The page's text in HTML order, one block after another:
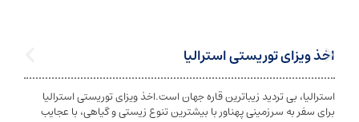
توریستی استرالیا
تردید زیباترین قاره جهان است.اخذ ویزای توریستی استرالیا
سرزمینی پهناور با بیشترین تنوع زیستی و گیاهی، با عجایب
تابعیت و اخذ
شخص به دولت